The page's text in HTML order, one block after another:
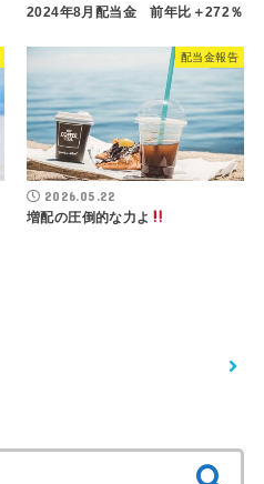
2024年8月配当金 前年比＋272％
配当金報告
2026.05.22
増配の圧倒的な力よ